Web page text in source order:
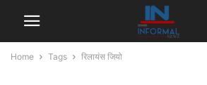
Home Tags रिलायंस जियो